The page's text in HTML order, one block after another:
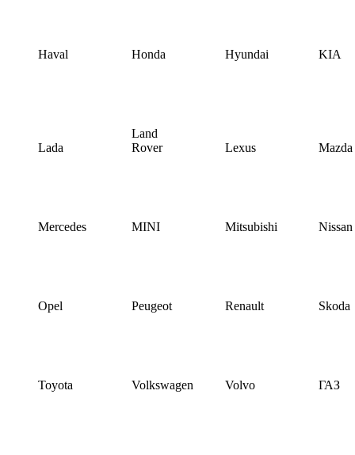
Haval Honda Hyundai KIA
Lada
Land
Rover
Lexus Mazda
Mercedes MINI Mitsubishi Nissan
Opel Peugeot Renault Skoda
Toyota Volkswagen Volvo ГАЗ